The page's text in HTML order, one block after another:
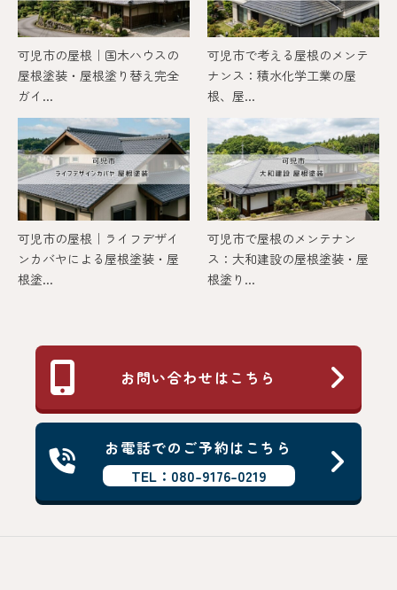
可児市の屋根｜国木ハウスの
屋根塗装・屋根塗り替え完全
ガイ...
可児市で考える屋根のメンテ
ナンス：積水化学工業の屋
根、屋...
可児市の屋根｜ライフデザイ
ンカバヤによる屋根塗装・屋
根塗...
可児市で屋根のメンテナン
ス：大和建設の屋根塗装・屋
根塗り...
お問い合わせはこちら
お電話でのご予約はこちら
TEL：080-9176-0219